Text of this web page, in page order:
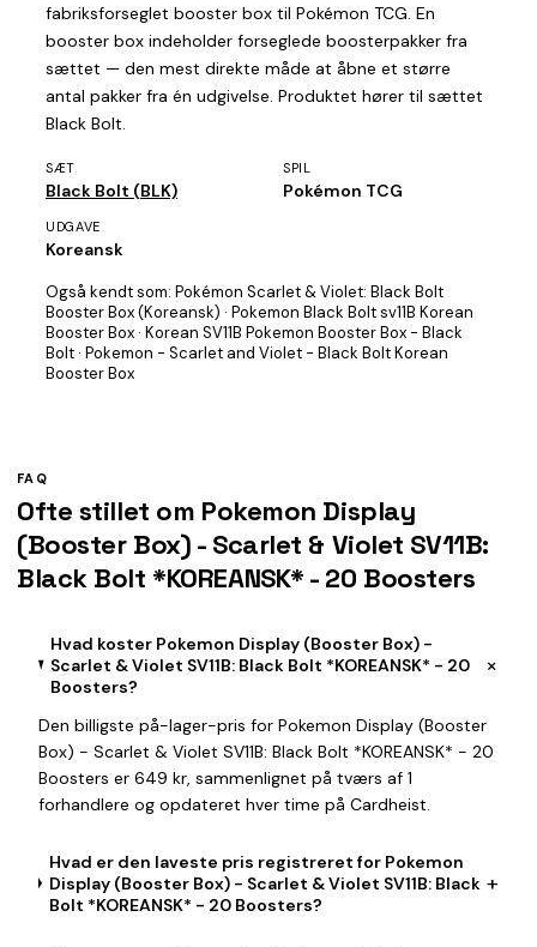
fabriksforseglet booster box til Pokémon TCG. En
booster box indeholder forseglede boosterpakker fra
sættet — den mest direkte måde at åbne et større
antal pakker fra én udgivelse. Produktet hører til sættet
Black Bolt.
SÆT
Black Bolt (BLK)
SPIL
Pokémon TCG
UDGAVE
Koreansk
Også kendt som: Pokémon Scarlet & Violet: Black Bolt
Booster Box (Koreansk) · Pokemon Black Bolt sv11B Korean
Booster Box · Korean SV11B Pokemon Booster Box - Black
Bolt · Pokemon - Scarlet and Violet - Black Bolt Korean
Booster Box
FAQ
Ofte stillet om Pokemon Display
(Booster Box) - Scarlet & Violet SV11B:
Black Bolt *KOREANSK* - 20 Boosters
Hvad koster Pokemon Display (Booster Box) -
Scarlet & Violet SV11B: Black Bolt *KOREANSK* - 20
Boosters?
+
Den billigste på-lager-pris for Pokemon Display (Booster
Box) - Scarlet & Violet SV11B: Black Bolt *KOREANSK* - 20
Boosters er 649 kr, sammenlignet på tværs af 1
forhandlere og opdateret hver time på Cardheist.
Hvad er den laveste pris registreret for Pokemon
Display (Booster Box) - Scarlet & Violet SV11B: Black
Bolt *KOREANSK* - 20 Boosters?
+